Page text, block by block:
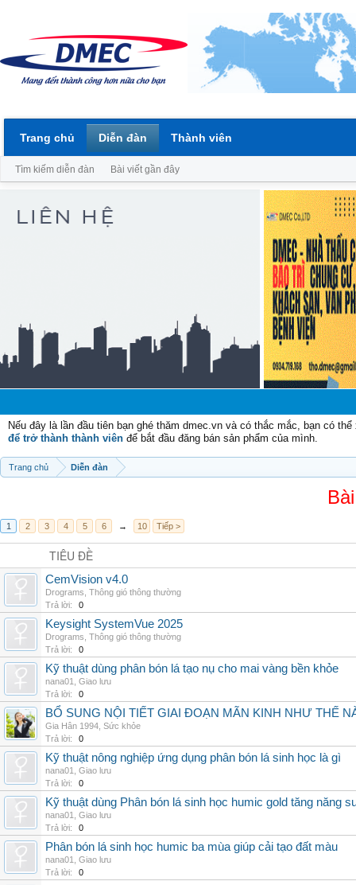
Nếu đây là lần đầu tiên bạn ghé thăm dmec.vn và có thắc mắc, bạn có
để trở thành thành viên để bắt đầu đăng bán sản phẩm của mình.
Trang chủ Diễn đàn
1 2 3 4 5 6 → 10 Tiếp >
TIÊU ĐỀ
CemVision v4.0
Drograms Thông gió thông thường
Trả lời:
0
Keysight SystemVue 2025
Drograms Thông gió thông thường
Trả lời:
0
Kỹ thuật dùng phân bón lá tạo nụ cho mai vàng bền khỏe
nana01
Giao lưu
Trả lời:
0
BỔ SUNG NỘI TIẾT GIAI ĐOẠN MÃN KINH NHƯ THẾ
Gia Hân 1994 Sức khỏe
Trả lời:
0
Kỹ thuật nông nghiệp ứng dụng phân bón lá sinh học là gì
nana01
Giao lưu
Trả lời:
0
Kỹ thuật dùng Phân bón lá sinh học humic gold tăng năng
nana01
Giao lưu
Trả lời:
0
Phân bón lá sinh học humic ba mùa giúp cải tạo đất màu
nana01
Giao lưu
Trả lời:
0
Trang chủ Diễn đàn
Tìm kiếm diễn đàn Bài viết gần đây
Thành viên